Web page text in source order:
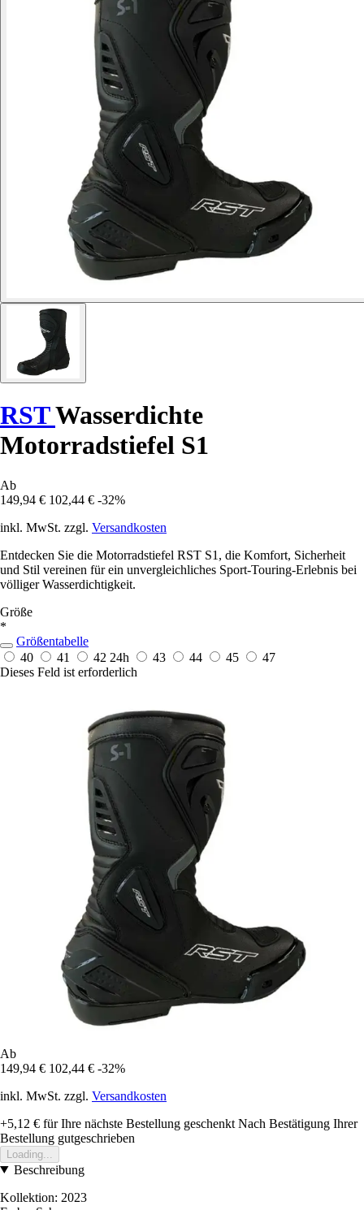
RSTWasserdichte
Motorradstiefel S1
Ab
149,94 € 102,44 € -32%
inkl. MwSt. zzgl. Versandkosten
Entdecken Sie die Motorradstiefel RST S1, die Komfort, Sicherheit
und Stil vereinen für ein unvergleichliches Sport-Touring-Erlebnis bei
völliger Wasserdichtigkeit.
Größe
*
Größentabelle
40
41 42 24h 43 44 45
47
Dieses Feld ist erforderlich
Ab
149,94 € 102,44 € -32%
inkl. MwSt. zzgl. Versandkosten
+5,12 € für Ihre nächste Bestellung geschenkt Nach Bestätigung Ihrer
Bestellung gutgeschrieben
Loading...
Beschreibung
Kollektion: 2023